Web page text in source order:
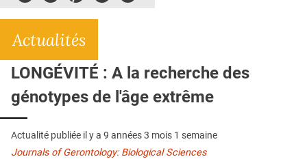
L'APP
QUI SOMMES-NOUS ?
PUBLICITÉ
CONDITIONS GÉNÉRALES
CONTACT
Actualités
LONGÉVITÉ : A la recherche des
génotypes de l'âge extrême
Actualité publiée il y a 9 années 3 mois 1 semaine
Journals of Gerontology: Biological Sciences